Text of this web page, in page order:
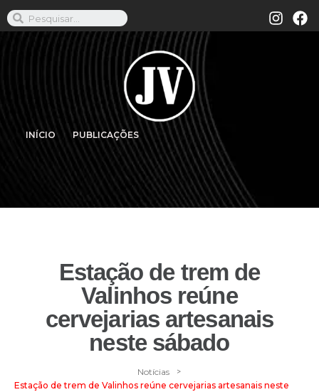
INÍCIO PUBLICAÇÕES
Estação de trem de
Valinhos reúne
cervejarias artesanais
neste sábado
Notícias >
Estação de trem de Valinhos reúne cervejarias artesanais neste